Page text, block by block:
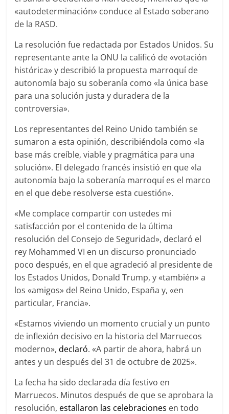
«autodeterminación» conduce al Estado soberano
de la RASD.
La resolución fue redactada por Estados Unidos. Su
representante ante la ONU la calificó de «votación
histórica» y describió la propuesta marroquí de
autonomía bajo su soberanía como «la única base
para una solución justa y duradera de la
controversia».
Los representantes del Reino Unido también se
sumaron a esta opinión, describiéndola como «la
base más creíble, viable y pragmática para una
solución». El delegado francés insistió en que «la
autonomía bajo la soberanía marroquí es el marco
en el que debe resolverse esta cuestión».
«Me complace compartir con ustedes mi
satisfacción por el contenido de la última
resolución del Consejo de Seguridad», declaró el
rey Mohammed VI en un discurso pronunciado
poco después, en el que agradeció al presidente de
los Estados Unidos, Donald Trump, y «también» a
los «amigos» del Reino Unido, España y, «en
particular, Francia».
«Estamos viviendo un momento crucial y un punto
de inflexión decisivo en la historia del Marruecos
moderno»,declaró. «A partir de ahora, habrá un
antes y un después del 31 de octubre de 2025».
La fecha ha sido declarada día festivo en
Marruecos. Minutos después de que se aprobara la
resolución, estallaron las celebraciones en todo